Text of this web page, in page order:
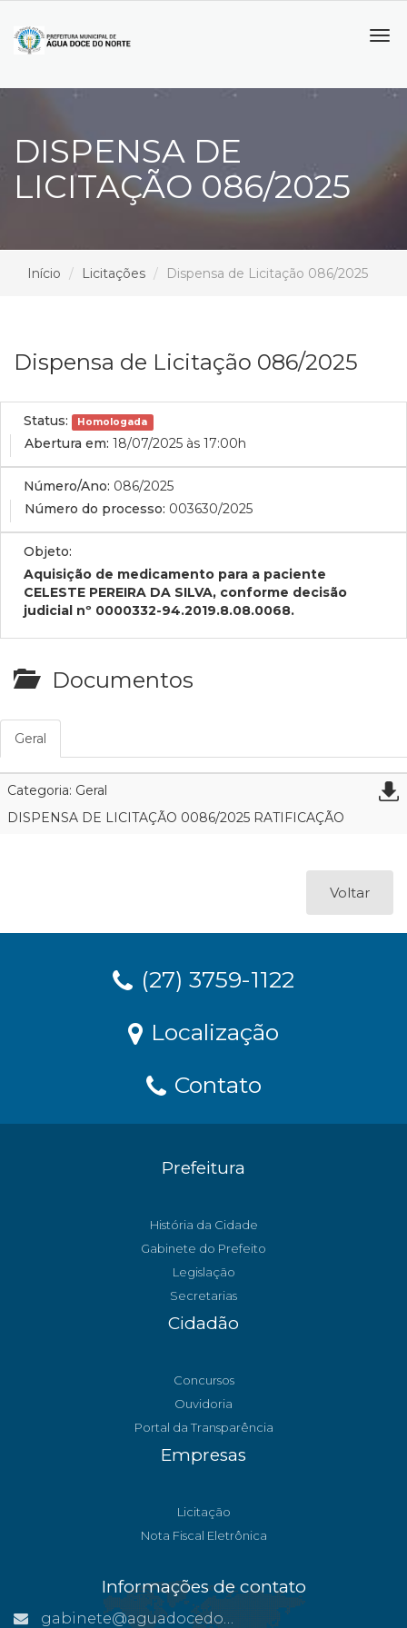
DISPENSA DE
LICITAÇÃO 086/2025
Início Licitações Dispensa de Licitação 086/2025
Dispensa de Licitação 086/2025
Status: Homologada
Abertura em: 18/07/2025 às 17:00h
Número/Ano: 086/2025
Número do processo: 003630/2025
Objeto:
Aquisição de medicamento para a paciente
CELESTE PEREIRA DA SILVA, conforme decisão
judicial nº 0000332-94.2019.8.08.0068.
Documentos
Geral
Categoria: Geral
DISPENSA DE LICITAÇÃO 0086/2025 RATIFICAÇÃO
Voltar
(27) 3759-1122
Localização
Contato
Prefeitura
História da Cidade
Gabinete do Prefeito
Legislação
Secretarias
Cidadão
Concursos
Ouvidoria
Portal da Transparência
Empresas
Licitação
Nota Fiscal Eletrônica
Informações de contato
gabinete@aguadocedonorte.es.gov.br